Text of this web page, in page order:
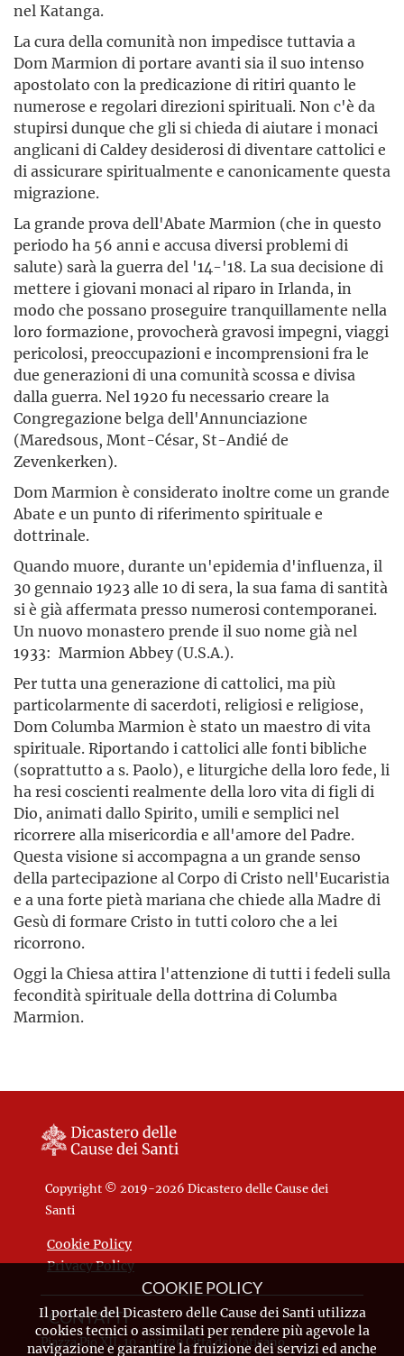
nel Katanga.
La cura della comunità non impedisce tuttavia a
Dom Marmion di portare avanti sia il suo intenso
apostolato con la predicazione di ritiri quanto le
numerose e regolari direzioni spirituali. Non c'è da
stupirsi dunque che gli si chieda di aiutare i monaci
anglicani di Caldey desiderosi di diventare cattolici e
di assicurare spiritualmente e canonicamente questa
migrazione.
La grande prova dell'Abate Marmion (che in questo
periodo ha 56 anni e accusa diversi problemi di
salute) sarà la guerra del '14-'18. La sua decisione di
mettere i giovani monaci al riparo in Irlanda, in
modo che possano proseguire tranquillamente nella
loro formazione, provocherà gravosi impegni, viaggi
pericolosi, preoccupazioni e incomprensioni fra le
due generazioni di una comunità scossa e divisa
dalla guerra. Nel 1920 fu necessario creare la
Congregazione belga dell'Annunciazione
(Maredsous, Mont-César, St-Andié de
Zevenkerken).
Dom Marmion è considerato inoltre come un grande
Abate e un punto di riferimento spirituale e
dottrinale.
Quando muore, durante un'epidemia d'influenza, il
30 gennaio 1923 alle 10 di sera, la sua fama di santità
si è già affermata presso numerosi contemporanei.
Un nuovo monastero prende il suo nome già nel
1933: Marmion Abbey (U.S.A.).
Per tutta una generazione di cattolici, ma più
particolarmente di sacerdoti, religiosi e religiose,
Dom Columba Marmion è stato un maestro di vita
spirituale. Riportando i cattolici alle fonti bibliche
(soprattutto a s. Paolo), e liturgiche della loro fede, li
ha resi coscienti realmente della loro vita di figli di
Dio, animati dallo Spirito, umili e semplici nel
ricorrere alla misericordia e all'amore del Padre.
Questa visione si accompagna a un grande senso
della partecipazione al Corpo di Cristo nell'Eucaristia
e a una forte pietà mariana che chiede alla Madre di
Gesù di formare Cristo in tutti coloro che a lei
ricorrono.
Oggi la Chiesa attira l'attenzione di tutti i fedeli sulla
fecondità spirituale della dottrina di Columba
Marmion.
Copyright © 2019-2026 Dicastero delle Cause dei
Santi
Cookie Policy
Privacy Policy
CONTATTI
Piazza Pio XII, 10 - 00120 Città del Vaticano
COOKIE POLICY
Il portale del Dicastero delle Cause dei Santi utilizza
cookies tecnici o assimilati per rendere più agevole la
navigazione e garantire la fruizione dei servizi ed anche